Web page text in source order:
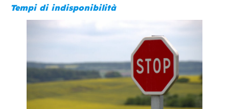
Photo from https://schoolsweek.co.uk/
Migrazione dal sistema di partenza
Esistono molti modi per eseguire la
cassette postali da un sistema all’altro a
nuovo, ma anche del precedente sistema di
elettronica. Alcune soluzioni – più antiche o
– possono costare care quando si passa a un